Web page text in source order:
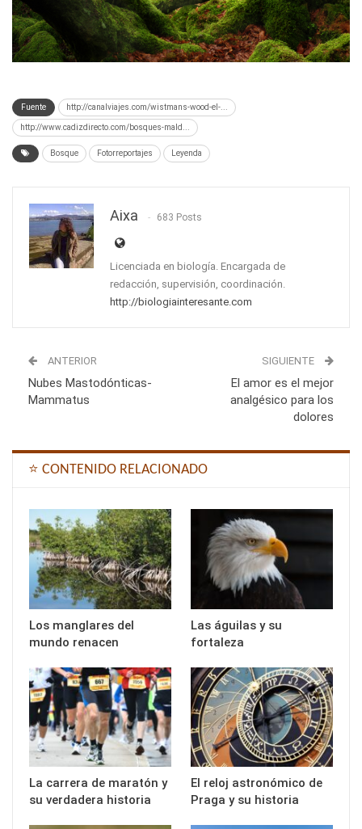
Fuente http://canalviajes.com/wistmans-wood-el-...
http://www.cadizdirecto.com/bosques-mald...
Bosque Fotorreportajes Leyenda
Aixa 683 Posts
Licenciada en biología. Encargada de
redacción, supervisión, coordinación.
http://biologiainteresante.com
ANTERIOR
Nubes Mastodónticas-
Mammatus
SIGUIENTE
El amor es el mejor
analgésico para los
dolores
⭐ CONTENIDO RELACIONADO
Los manglares del
mundo renacen
Las águilas y su
fortaleza
La carrera de maratón y
su verdadera historia
El reloj astronómico de
Praga y su historia